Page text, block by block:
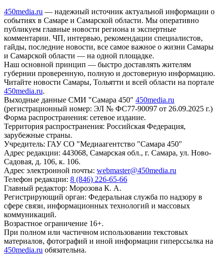
450media.ru — надежный источник актуальной информации о
событиях в Самаре и Самарской области. Мы оперативно
публикуем главные новости региона и экспертные
комментарии. ЧП, интервью, рекомендации специалистов,
гайды, последние новости, все самое важное о жизни Самары
и Самарской области — на одной площадке.
Наш основной принцип — быстро доставлять жителям
губернии проверенную, полную и достоверную информацию.
Читайте новости Самары, Тольятти и всей области на портале
450media.ru.
Выходные данные СМИ "Самара 450" 450media.ru
(регистрационный номер: ЭЛ № ФС77-90097 от 26.09.2025 г.)
Форма распространения: сетевое издание.
Территория распространения: Российская Федерация,
зарубежные страны.
Учредитель: ГАУ СО "Медиаагентство "Самара 450"
Адрес редакции: 443068, Самарская обл., г. Самара, ул. Ново-
Садовая, д. 106, к. 106.
Адрес электронной почты: webmaster@450media.ru
Телефон редакции: 8 (846) 226-65-66
Главный редактор: Морозова К. А.
Регистрирующий орган: Федеральная служба по надзору в
сфере связи, информационных технологий и массовых
коммуникаций.
Возрастное ограничение 16+.
При полном или частичном использовании текстовых
материалов, фотографий и иной информации гиперссылка на
450media.ru обязательна.